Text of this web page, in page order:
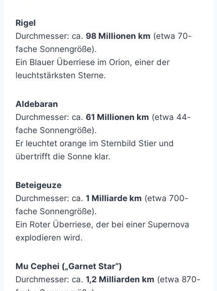
Rigel
Durchmesser: ca. 98 Millionen km (etwa 70-
fache Sonnengröße).
Ein Blauer Überriese im Orion, einer der
leuchtstärksten Sterne.
Aldebaran
Durchmesser: ca. 61 Millionen km (etwa 44-
fache Sonnengröße).
Er leuchtet orange im Sternbild Stier und
übertrifft die Sonne klar.
Beteigeuze
Durchmesser: ca. 1 Milliarde km (etwa 700-
fache Sonnengröße).
Ein Roter Überriese, der bei einer Supernova
explodieren wird.
Mu Cephei („Garnet Star“)
Durchmesser: ca. 1,2 Milliarden km (etwa 870-